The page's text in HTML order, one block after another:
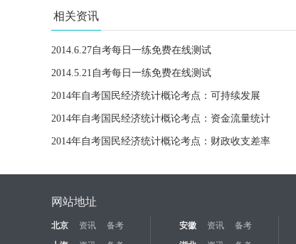
相关资讯
2014.6.27自考每日一练免费在线测试
2014.5.21自考每日一练免费在线测试
2014年自考国民经济统计概论考点：可持续发展
2014年自考国民经济统计概论考点：资金流量统计
2014年自考国民经济统计概论考点：财政收支差率
网站地址
北京 资讯 备考 安徽 资讯 备考